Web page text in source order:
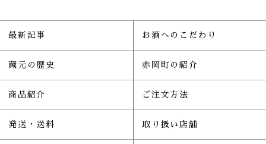
最新記事 お酒へのこだわり
蔵元の歴史 赤岡町の紹介
商品紹介 ご注文方法
発送・送料 取り扱い店舗